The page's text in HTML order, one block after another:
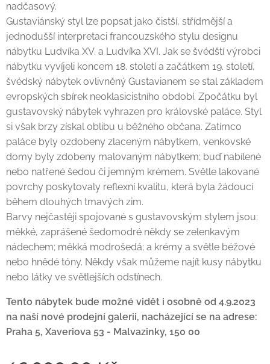
nadčasový.
Gustaviánský styl lze popsat jako čistší, střídmější a
jednodušší interpretaci francouzského stylu designu
nábytku Ludvíka XV. a Ludvíka XVI. Jak se švédští výrobci
nábytku vyvíjeli koncem 18. století a začátkem 19. století,
švédský nábytek ovlivněný Gustavianem se stal základem
evropských sbírek neoklasicistního období. Zpočátku byl
gustavovský nábytek vyhrazen pro královské paláce. Styl
si však brzy získal oblibu u běžného občana. Zatímco
paláce byly ozdobeny zlaceným nábytkem, venkovské
domy byly zdobeny malovaným nábytkem; buď nabílené
nebo natřené šedou či jemným krémem. Světle lakované
povrchy poskytovaly reflexní kvalitu, která byla žádoucí
během dlouhých tmavých zim.
Barvy nejčastěji spojované s gustavovským stylem jsou:
měkké, zaprášené šedomodré někdy se zelenkavým
nádechem; měkká modrošedá; a krémy a světle béžové
nebo hnědé tóny. Někdy však můžeme najít kusy nábytku
nebo látky ve světlejších odstínech.
Tento nábytek bude možné vidět i osobně od 4.9.2023
na naší nové prodejní galerii, nacházející se na adrese:
Praha 5, Xaveriova 53 - Malvazinky, 150 00